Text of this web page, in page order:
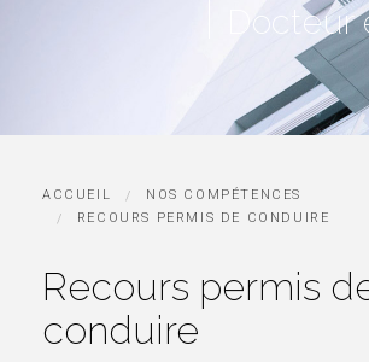
CONTACT
ACCUEIL
NOS COMPÉTENCES
RECOURS PERMIS DE CONDUIRE
Recours permis
conduire